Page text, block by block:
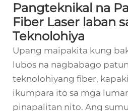
Pangteknikal na
Fiber Laser laban
Teknolohiya
Upang maipakita kung
lubos na nagbabago
teknolohiyang fiber,
ikumpara ito sa mga
pinapalitan nito. Ang